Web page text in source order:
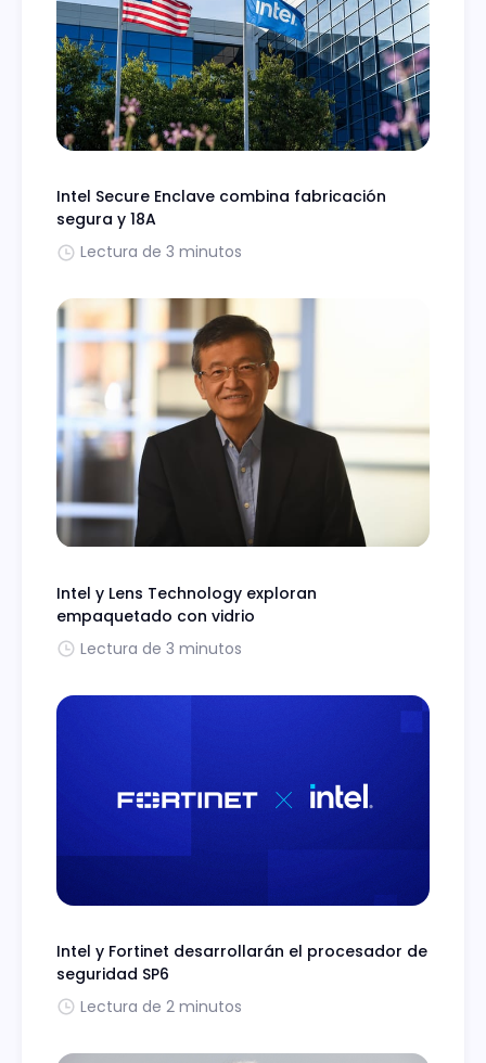
Intel Secure Enclave combina fabricación
segura y 18A
Lectura de 3 minutos
Intel y Lens Technology exploran
empaquetado con vidrio
Lectura de 3 minutos
Intel y Fortinet desarrollarán el procesador de
seguridad SP6
Lectura de 2 minutos